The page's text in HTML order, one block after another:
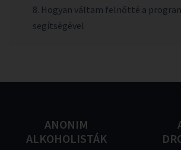
8. Hogyan váltam felnőtté a
segítségével
ANONIM
ALKOHOLISTÁK